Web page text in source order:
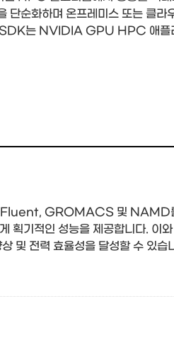
단순화하며 온프레미스 또는
NVIDIA GPU HPC 애플리
GROMACS 및 NAMD를
획기적인 성능을 제공합니다.
및 전력 효율성을 달성할 수 있습